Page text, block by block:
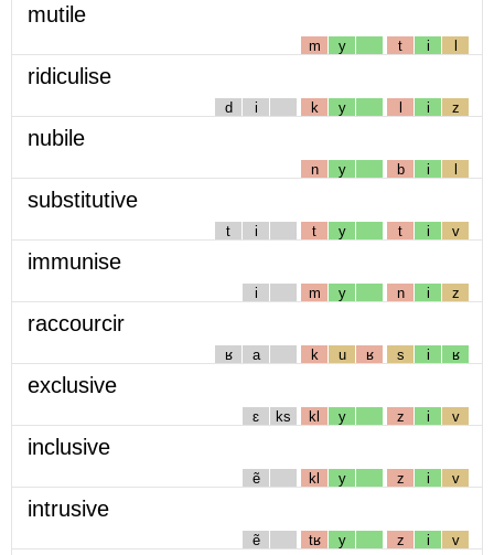
mutile
m y t i l
ridiculise
d i k y l i z
nubile
n y b i l
substitutive
t i t y t i v
immunise
i m y n i z
raccourcir
ʁ a k u ʁ s i ʁ
exclusive
ɛ ks kl y z i v
inclusive
ẽ kl y z i v
intrusive
ẽ tʁ y z i v